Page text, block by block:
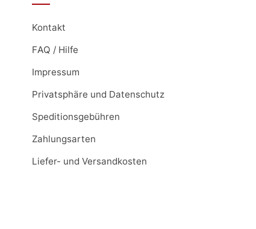
Kontakt
FAQ / Hilfe
Impressum
Privatsphäre und Datenschutz
Speditionsgebühren
Zahlungsarten
Liefer- und Versandkosten